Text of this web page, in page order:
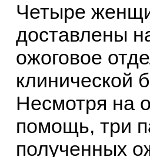
Четыре
доставлены
ожоговое
клинической
Несмотря на
помощь, три
полученных